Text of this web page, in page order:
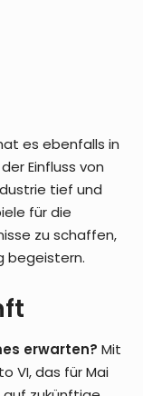
es ebenfalls in
Einfluss von
tief und
für die
zu schaffen,
begeistern.
erwarten? Mit
VI, das für Mai